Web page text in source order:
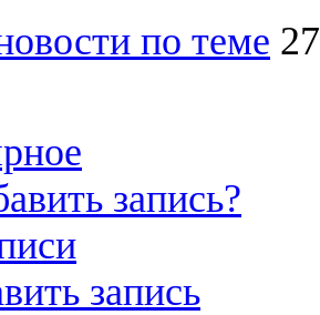
по теме
запись?
запись